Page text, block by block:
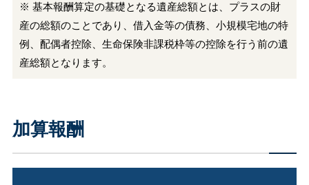
※ 基本報酬算定の基礎となる遺産総額とは、プラスの財
産の総額のことであり、借入金等の債務、小規模宅地の特
例、配偶者控除、生命保険非課税枠等の控除を行う前の遺
産総額となります。
加算報酬